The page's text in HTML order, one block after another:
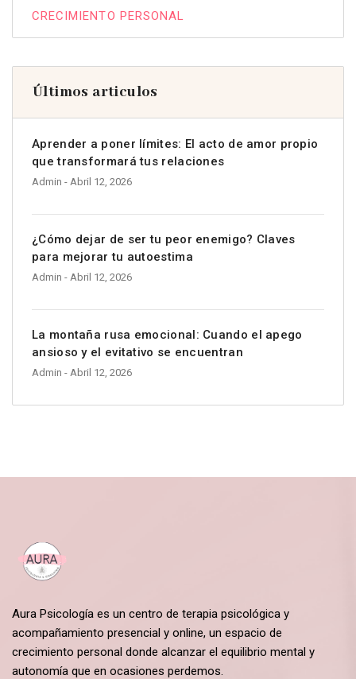
CRECIMIENTO PERSONAL
Últimos articulos
Aprender a poner límites: El acto de amor propio
que transformará tus relaciones
Admin - Abril 12, 2026
¿Cómo dejar de ser tu peor enemigo? Claves
para mejorar tu autoestima
Admin - Abril 12, 2026
La montaña rusa emocional: Cuando el apego
ansioso y el evitativo se encuentran
Admin - Abril 12, 2026
Aura Psicología es un centro de terapia psicológica y
acompañamiento presencial y online, un espacio de
crecimiento personal donde alcanzar el equilibrio mental y
autonomía que en ocasiones perdemos.